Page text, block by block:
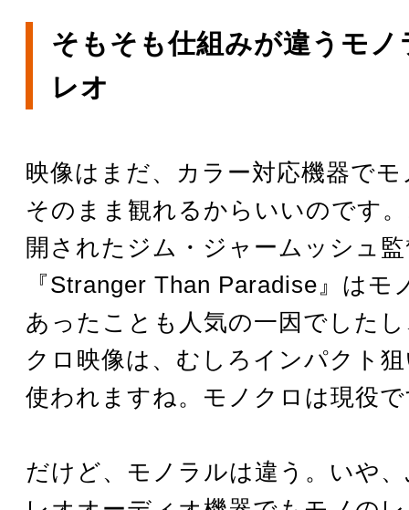
そもそも仕組みが違うモノ
レオ
映像はまだ、カラー対応機器で
そのまま観れるからいいのです
開されたジム・ジャームッシュ
『Stranger Than Paradise』はモ
あったことも人気の一因でした
クロ映像は、むしろインパクト
使われますね。モノクロは現役
だけど、モノラルは違う。いや